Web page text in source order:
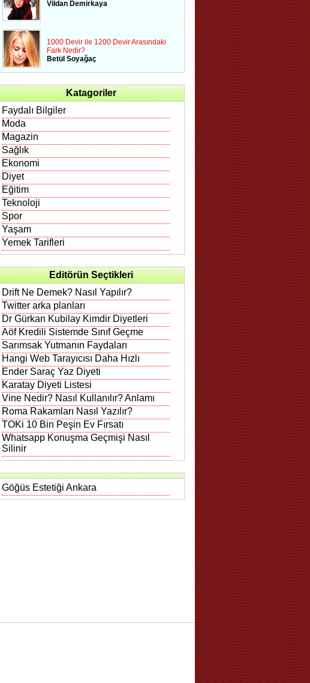
Vildan Demirkaya
1000 Devir ile 1200 Devir Arasındaki
Fark Nedir?
Betül Soyağaç
Katagoriler
Faydalı Bilgiler
Moda
Magazin
Sağlık
Ekonomi
Diyet
Eğitim
Teknoloji
Spor
Yaşam
Yemek Tarifleri
Editörün Seçtikleri
Drift Ne Demek? Nasıl Yapılır?
Twitter arka planları
Dr Gürkan Kubilay Kimdir Diyetleri
Aöf Kredili Sistemde Sınıf Geçme
Sarımsak Yutmanın Faydaları
Hangi Web Tarayıcısı Daha Hızlı
Ender Saraç Yaz Diyeti
Karatay Diyeti Listesi
Vine Nedir? Nasıl Kullanılır? Anlamı
Roma Rakamları Nasıl Yazılır?
TOKi 10 Bin Peşin Ev Fırsatı
Whatsapp Konuşma Geçmişi Nasıl
Silinir
Göğüs Estetiği Ankara